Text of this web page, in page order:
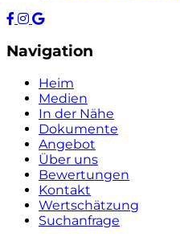
Navigation
Heim
Medien
In der Nähe
Dokumente
Angebot
Über uns
Bewertungen
Kontakt
Wertschätzung
Suchanfrage